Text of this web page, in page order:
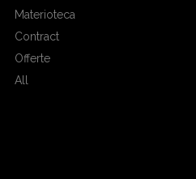
Materioteca
Contract
Offerte
All